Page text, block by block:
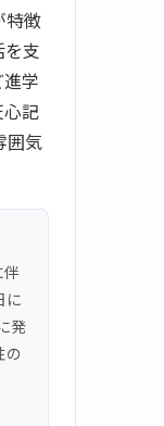
特徴
支
学
記
囲気
伴
に
発
の